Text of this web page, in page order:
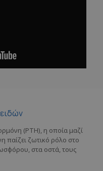
(PTH), η οποία μαζί
παίζει ζωτικό ρόλο στο
στα οστά, τους